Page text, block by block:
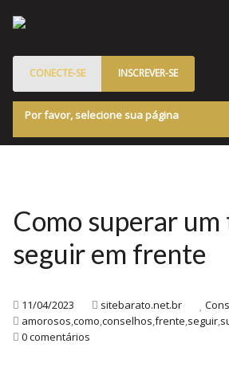
CONECTE-SE INSCREVER-SE
Por favor, selecione sua página
Programa de Patrocinados
Marketplace
Como superar
seguir em frente
11/04/2023 sitebarato.net.br
amorosos,como,conselhos,frente,seguir,
0 comentários